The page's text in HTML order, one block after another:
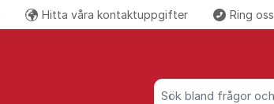
Sök bland alla inlägg
Hitta våra kontaktuppgifter Ring oss